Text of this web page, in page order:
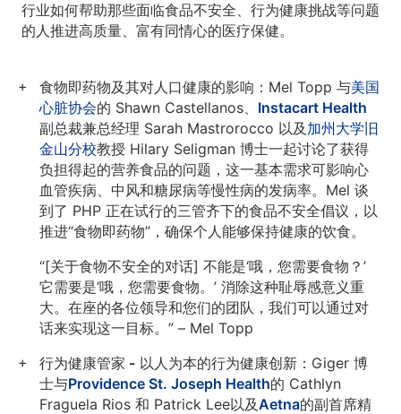
行业如何帮助那些面临食品不安全、行为健康挑战等问题
的人推进高质量、富有同情心的医疗保健。
食物即药物及其对人口健康的影响： Mel Topp 与美国
心脏协会的 Shawn Castellanos、 Instacart Health
副总裁兼总经理 Sarah Mastrorocco 以及 加州大学旧
金山分校教授 Hilary Seligman 博士一起讨论了获得
负担得起的营养食品的问题，这一基本需求可影响心
血管疾病、中风和糖尿病等慢性病的发病率。Mel 谈
到了 PHP 正在试行的三管齐下的食品不安全倡议，以
推进“食物即药物”，确保个人能够保持健康的饮食。
“[关于食物不安全的对话] 不能是‘哦，您需要食物？’
它需要是‘哦，您需要食物。’ 消除这种耻辱感意义重
大。在座的各位领导和您们的团队，我们可以通过对
话来实现这一目标。” – Mel Topp
行为健康管家 - 以人为本的行为健康创新： Giger 博
士与Providence St. Joseph Health的 Cathlyn
Fraguela Rios 和 Patrick Lee以及Aetna的副首席精